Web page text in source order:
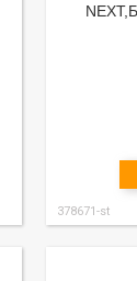
378671-st